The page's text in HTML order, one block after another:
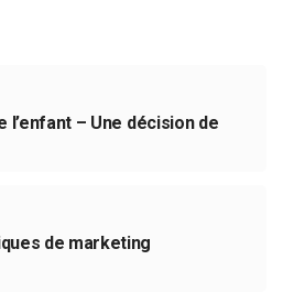
l’enfant – Une décision de
de marketing